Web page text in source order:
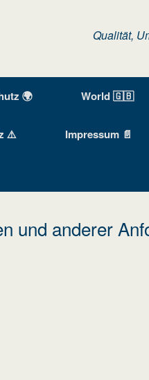
Qualität,
🌍 World 🇬🇧
⚠️ Impressum 📄
und anderer